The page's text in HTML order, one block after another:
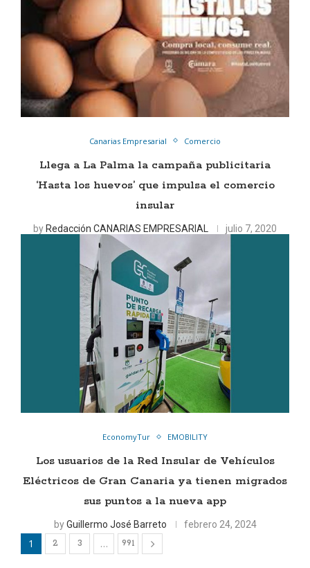
Canarias Empresarial Comercio
Llega a La Palma la campaña publicitaria
‘Hasta los huevos’ que impulsa el comercio
insular
byRedacción CANARIAS EMPRESARIAL julio 7, 2020
EconomyTur EMOBILITY
Los usuarios de la Red Insular de Vehículos
Eléctricos de Gran Canaria ya tienen migrados
sus puntos a la nueva app
byGuillermo José Barreto febrero 24, 2024
1 2 3 … 991